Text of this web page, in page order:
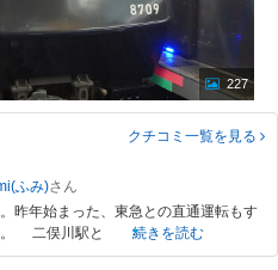
227
クチコミ一覧を見る
ふみ)
昨年始まった、東急との直通運転もす
。 二俣川駅と
続きを読む